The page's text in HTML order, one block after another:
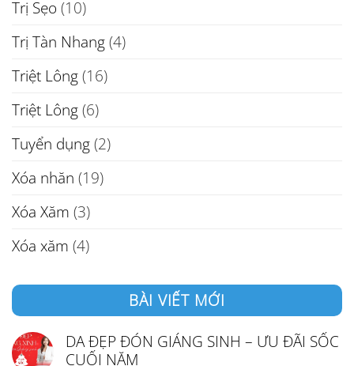
Trị Sẹo (10)
Trị Tàn Nhang(4)
Triệt Lông(16)
Triệt Lông(6)
Tuyển dụng(2)
Xóa nhăn (19)
Xóa Xăm (3)
Xóa xăm (4)
BÀI VIẾT MỚI
DA ĐẸP ĐÓN GIÁNG SINH – ƯU ĐÃI SỐC
CUỐI NĂM